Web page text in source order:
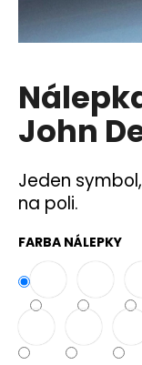
John
Jeden
na poli.
FARBA NÁLEPKY
á
j
ť
?
O
d
p
o